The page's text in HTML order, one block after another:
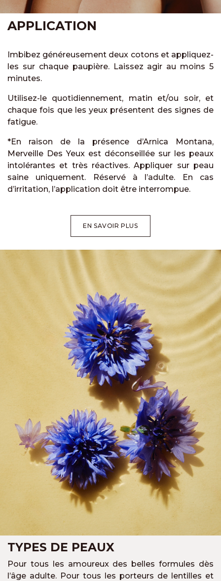
APPLICATION
Imbibez généreusement deux cotons et appliquez-
les sur chaque paupière. Laissez agir au moins 5
minutes.
Utilisez-le quotidiennement, matin et/ou soir, et
chaque fois que les yeux présentent des signes de
fatigue.
*En raison de la présence d’Arnica Montana,
Merveille Des Yeux est déconseillée sur les peaux
intolérantes et très réactives. Appliquer sur peau
saine uniquement. Réservé à l’adulte. En cas
d’irritation, l’application doit être interrompue.
EN SAVOIR PLUS​​​​​​
TYPES DE PEAUX
Pour tous les amoureux des belles formules dès
l’âge adulte. Pour tous les porteurs de lentilles et